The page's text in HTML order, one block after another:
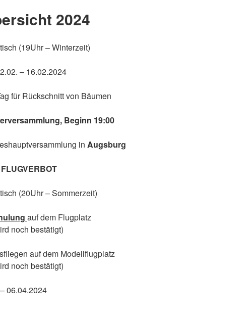
2024
(19Uhr – Winterzeit)
– 16.02.2024
für Rückschnitt von Bäumen
Beginn 19:00
in Augsburg
FLUGVERBOT
(20Uhr – Sommerzeit)
auf dem Flugplatz
noch bestätigt)
auf dem Modellflugplatz
noch bestätigt)
06.04.2024